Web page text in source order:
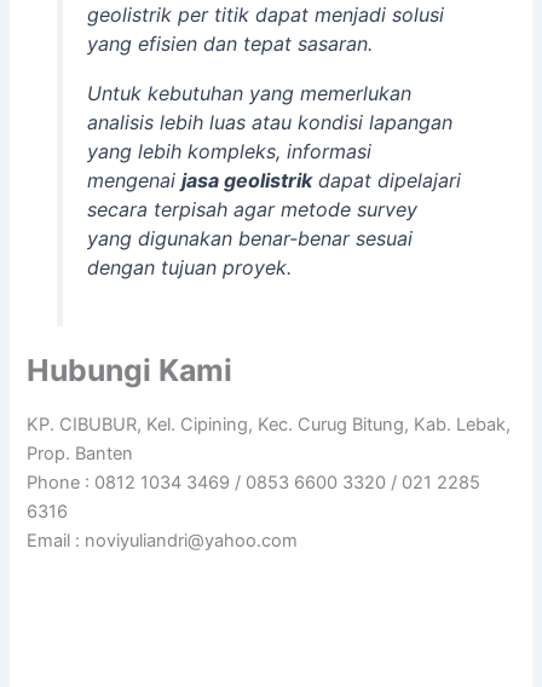
geolistrik per titik dapat menjadi solusi
yang efisien dan tepat sasaran.
Untuk kebutuhan yang memerlukan
analisis lebih luas atau kondisi lapangan
yang lebih kompleks, informasi
mengenai jasa geolistrikdapat dipelajari
secara terpisah agar metode survey
yang digunakan benar-benar sesuai
dengan tujuan proyek.
Hubungi Kami
KP. CIBUBUR, Kel. Cipining, Kec. Curug Bitung, Kab. Lebak,
Prop. Banten
Phone : 0812 1034 3469 / 0853 6600 3320 / 021 2285
6316
Email : noviyuliandri@yahoo.com